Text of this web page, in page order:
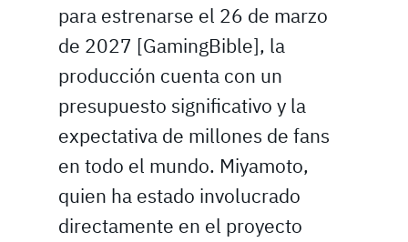
para estrenarse el 26 de marzo
de 2027 [GamingBible], la
producción cuenta con un
presupuesto significativo y la
expectativa de millones de fans
en todo el mundo. Miyamoto,
quien ha estado involucrado
directamente en el proyecto